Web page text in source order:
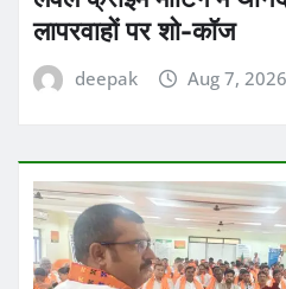
लापरवाहों पर शो-कॉज
deepak Aug 7, 2026